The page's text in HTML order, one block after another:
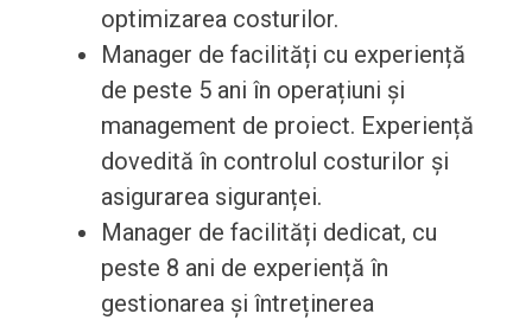
optimizarea costurilor.
Manager de facilități cu experiență
de peste 5 ani în operațiuni și
management de proiect. Experiență
dovedită în controlul costurilor și
asigurarea siguranței.
Manager de facilități dedicat, cu
peste 8 ani de experiență în
gestionarea și întreținerea